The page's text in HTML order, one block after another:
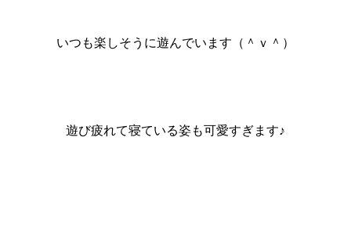
いつも楽しそうに遊んでいます（＾ｖ＾）
遊び疲れて寝ている姿も可愛すぎます♪